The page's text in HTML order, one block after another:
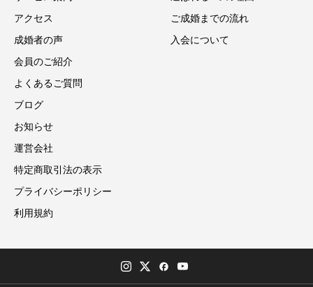
アクセス
成婚者の声
会員のご紹介
よくあるご質問
ブログ
お知らせ
運営会社
特定商取引法の表示
プライバシーポリシー
利用規約
ご成婚までの流れ
入会について